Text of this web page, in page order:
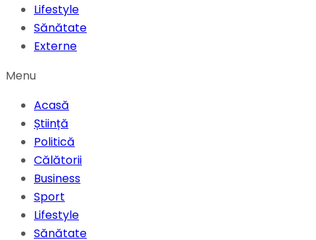
Lifestyle
Sănătate
Externe
Menu
Acasă
Știință
Politică
Călătorii
Business
Sport
Lifestyle
Sănătate